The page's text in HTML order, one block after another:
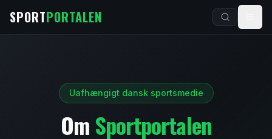
SPORTPORTALEN
Uafhængigt dansk sportsmedie
Om Sportportalen